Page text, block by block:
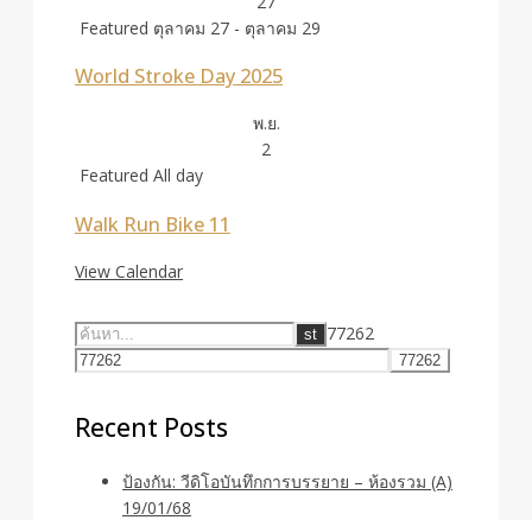
Featured ตุลาคม 27 - ตุลาคม 29
World Stroke Day 2025
พ.ย.
2
Featured All day
Walk Run Bike 11
View Calendar
77262
Recent Posts
ป้องกัน: วีดิโอบันทึกการบรรยาย – ห้องรวม (A)
19/01/68